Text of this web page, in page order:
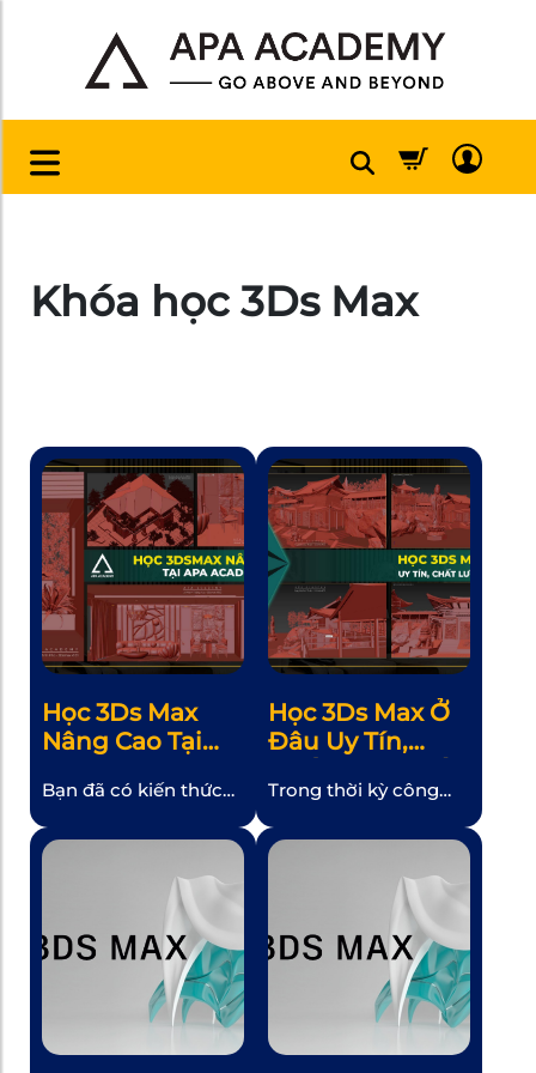
Khóa học 3Ds Max
Học 3Ds Max
Nâng Cao Tại
Bạn đã có kiến thức
muốn tiến xa hơn
3D? Học 3Ds Max
nâng cao tại APA
Academy sẽ giúp bạn
khám phá sức mạnh
của phần mềm này và
phát triển kỹ năng
thiết kế của mình lên
Học 3Ds Max Ở
Đâu Uy Tín,
Nhất?
Trong thời kỳ công
tốc độ chóng mặt
về các chuyên gia đồ
họa 3D đang ngày
càng tăng cao. Để
đáp ứng nhu cầu này,
nhiều trung tâm đào
tạo 3Ds Max đã xuất
hiện. Tuy nhiên, việc